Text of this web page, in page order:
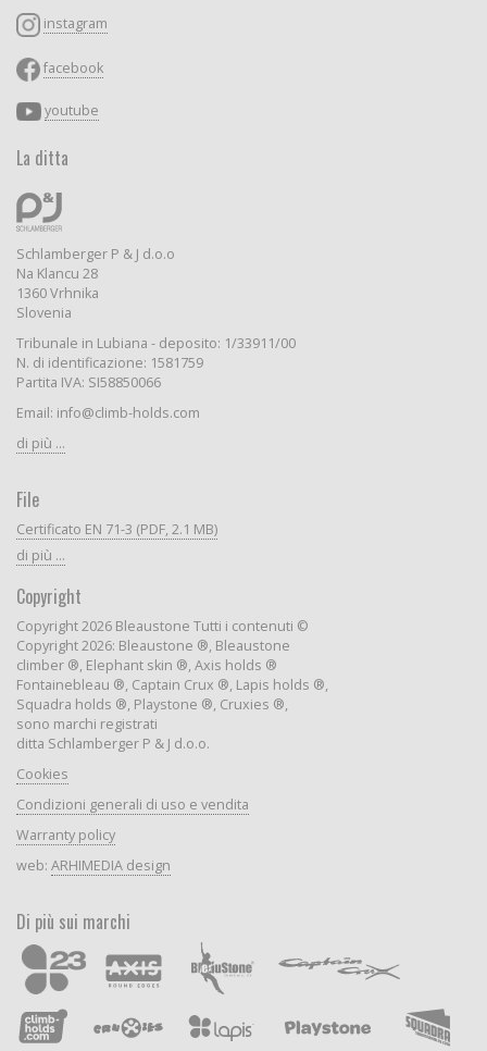
instagram
facebook
youtube
La ditta
Schlamberger P & J d.o.o
Na Klancu 28
1360 Vrhnika
Slovenia
Tribunale in Lubiana - deposito: 1/33911/00
N. di identificazione: 1581759
Partita IVA: SI58850066
Email: info@climb-holds.com
di più ...
File
Certificato EN 71-3 (PDF, 2.1 MB)
di più ...
Copyright
Copyright 2026 Bleaustone Tutti i contenuti ©
Copyright 2026: Bleaustone ®, Bleaustone
climber ®, Elephant skin ®, Axis holds ®
Fontainebleau ®, Captain Crux ®, Lapis holds ®,
Squadra holds ®, Playstone ®, Cruxies ®,
sono marchi registrati
ditta Schlamberger P & J d.o.o.
Cookies
Condizioni generali di uso e vendita
Warranty policy
web: ARHIMEDIA design
Di più sui marchi